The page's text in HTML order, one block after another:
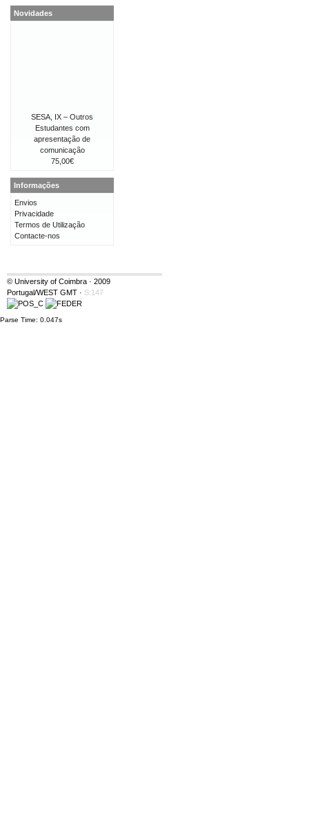
Novidades
SESA, IX – Outros
Estudantes com
apresentação de
comunicação
75,00€
Informações
Envios
Privacidade
Termos de Utilização
Contacte-nos
© University of Coimbra · 2009
Portugal/WEST GMT · S:147
Parse Time: 0.047s